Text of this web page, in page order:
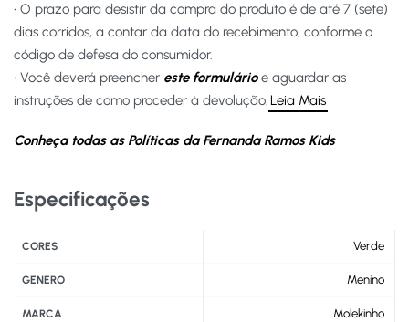
• O prazo para desistir da compra do produto é de até 7 (sete)
dias corridos, a contar da data do recebimento, conforme o
código de defesa do consumidor.
• Você deverá preencher este formulárioe aguardar as
instruções de como proceder à devolução. Leia Mais
Conheça todas as Políticas da Fernanda Ramos Kids
Especificações
CORES Verde
GENERO Menino
MARCA Molekinho